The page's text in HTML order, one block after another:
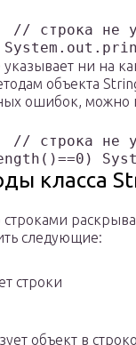
не
ни на
объекта
ошибок, можно
не
класса
следующие:
строки
объект в